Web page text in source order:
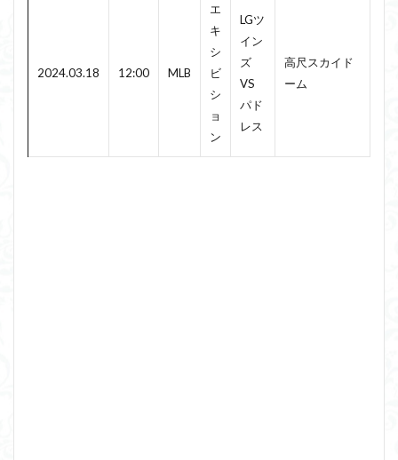
2024.03.18 12:00 MLB
エ
キ
シ
ビ
シ
ョ
ン
LGツ
イン
ズ
VS
パド
レス
高尺スカイド
ーム